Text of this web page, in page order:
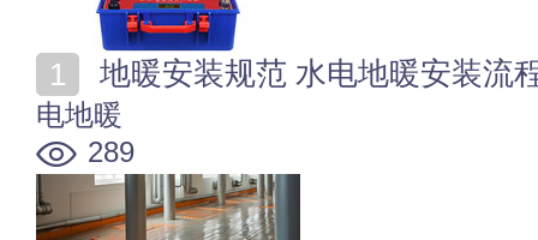
地暖安装规范 水电地暖安装流
电地暖
289